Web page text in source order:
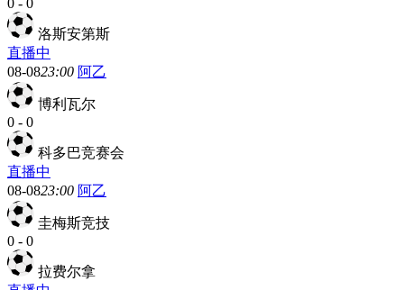
洛斯安第斯
直播中
08-0823:00 阿乙
博利瓦尔
0 - 0
科多巴竞赛会
直播中
08-0823:00 阿乙
圭梅斯竞技
0 - 0
拉费尔拿